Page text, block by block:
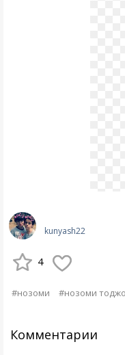
kunyash22
4
#нозоми #нозоми тоджо
Комментарии